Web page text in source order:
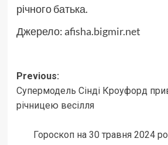
річного батька.
Джерело: afisha.bigmir.net
Post
navigation
Previous:
Супермодель Сінді Кроуфорд
річницею весілля
Гороскоп на 30 травня 2024